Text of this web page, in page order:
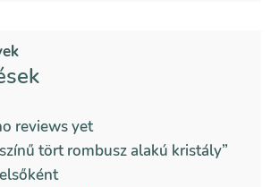
reviews yet
tört rombusz alakú kristály”